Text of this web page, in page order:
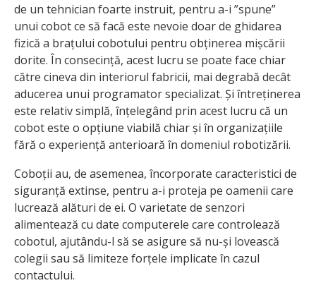
de un tehnician foarte instruit, pentru a-i ”spune”
unui cobot ce să facă este nevoie doar de ghidarea
fizică a brațului cobotului pentru obținerea mișcării
dorite. În consecință, acest lucru se poate face chiar
către cineva din interiorul fabricii, mai degrabă decât
aducerea unui programator specializat. Și întreținerea
este relativ simplă, înțelegând prin acest lucru că un
cobot este o opțiune viabilă chiar și în organizațiile
fără o experiență anterioară în domeniul robotizării.
Coboții au, de asemenea, încorporate caracteristici de
siguranță extinse, pentru a-i proteja pe oamenii care
lucrează alături de ei. O varietate de senzori
alimentează cu date computerele care controlează
cobotul, ajutându-l să se asigure să nu-și lovească
colegii sau să limiteze forțele implicate în cazul
contactului.